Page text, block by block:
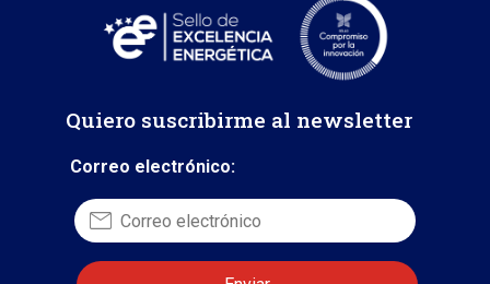
Quiero suscribirme al newsletter
Correo electrónico: